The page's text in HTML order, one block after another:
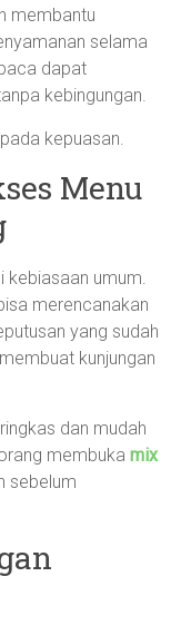
membantu
selama
dapat
kebingungan.
kepuasan.
Menu
kebiasaan umum.
merencanakan
yang sudah
kunjungan
dan mudah
membukamix
sebelum